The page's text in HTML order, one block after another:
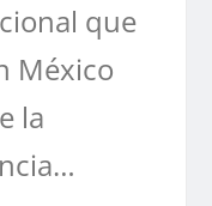
que
México
la